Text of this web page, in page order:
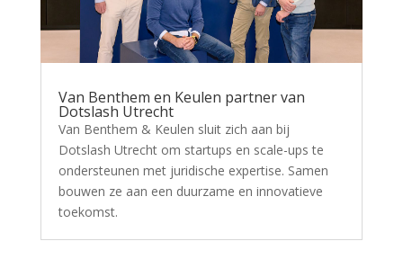
Van Benthem en Keulen partner van
Dotslash Utrecht
Van Benthem & Keulen sluit zich aan bij
Dotslash Utrecht om startups en scale-ups te
ondersteunen met juridische expertise. Samen
bouwen ze aan een duurzame en innovatieve
toekomst.